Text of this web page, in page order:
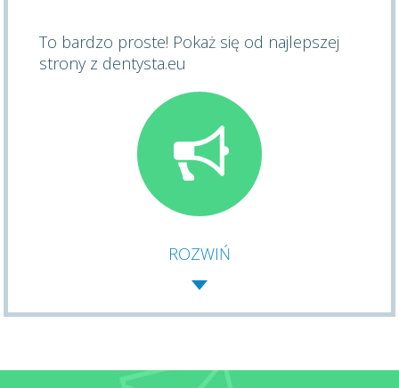
To bardzo proste! Pokaż się od najlepszej
strony z dentysta.eu
ROZWIŃ